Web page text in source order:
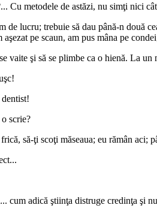
Cu metodele de astăzi, nu simţi nici
de lucru; trebuie să dau până-n două
aşezat pe scaun, am pus mâna pe
vaite şi să se plimbe ca o hienă. La un
scrie?
să-ţi scoţi măseaua; eu rămân
cum adică ştiinţa distruge credinţa şi